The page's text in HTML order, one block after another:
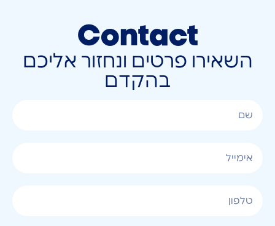
Contact
השאירו פרטים ונחזור אליכם
בהקדם